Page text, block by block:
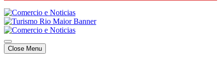
Comercio e Noticias
Notícias e Publicidade Online
Comercio e Noticias
Notícias e Publicidade Online
Close Menu